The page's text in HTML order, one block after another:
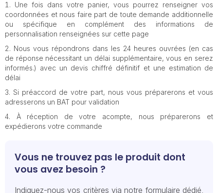
Une fois dans votre panier, vous pourrez renseigner vos
coordonnées et nous faire part de toute demande additionnelle
ou spécifique en complément des informations de
personnalisation renseignées sur cette page
Nous vous répondrons dans les 24 heures ouvrées (en cas
de réponse nécessitant un délai supplémentaire, vous en serez
informés.) avec un devis chiffré définitif et une estimation de
délai
Si préaccord de votre part, nous vous préparerons et vous
adresserons un BAT pour validation
À réception de votre acompte, nous préparerons et
expédierons votre commande
Vous ne trouvez pas le produit dont
vous avez besoin ?
Indiquez-nous vos critères via notre formulaire dédié,